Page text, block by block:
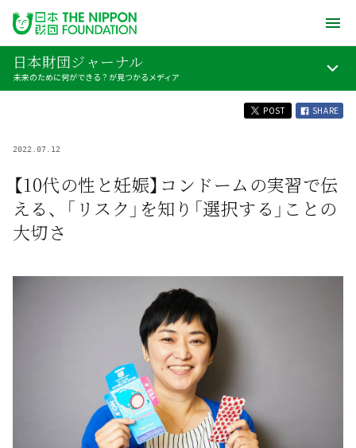
日本財団ジャーナル
未来のために何ができる？が見つかるメディア
POST SHARE
2022.07.12
【10代の性と妊娠】コンドームの実習で伝
える、「リスク」を知り「選択する」ことの
大切さ